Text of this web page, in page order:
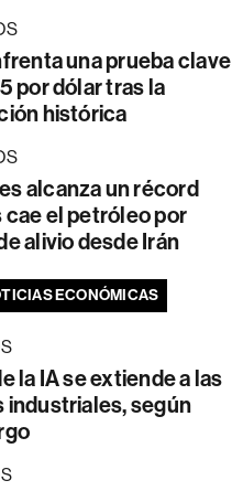
una prueba clave
por dólar tras la
histórica
alcanza un récord
el petróleo por
alivio desde Irán
ECONÓMICAS
la IA se extiende a las
industriales, según